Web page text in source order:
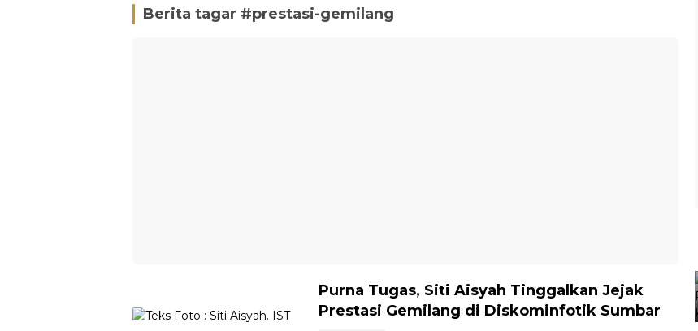
Berita tagar #prestasi-gemilang
Purna Tugas, Siti Aisyah Tinggalkan Jejak
Prestasi Gemilang di Diskominfotik Sumbar